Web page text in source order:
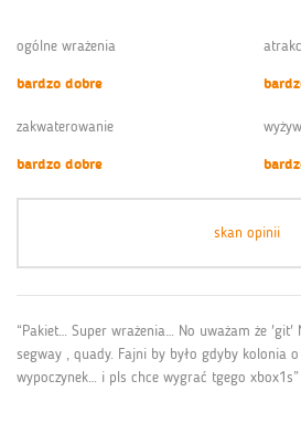
ogólne wrażenia
bardzo dobre
zakwaterowanie
bardzo dobre
skan opinii
“Pakiet… Super wrażenia… No uważam że 'git'
segway , quady. Fajni by było gdyby kolonia
wypoczynek… i pls chce wygrać tgego xbox1s”